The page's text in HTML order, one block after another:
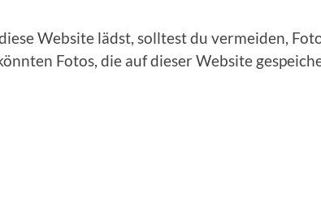
Website lädst, solltest du vermeiden,
Fotos, die auf dieser Website